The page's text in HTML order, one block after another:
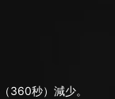
（360秒）減少。